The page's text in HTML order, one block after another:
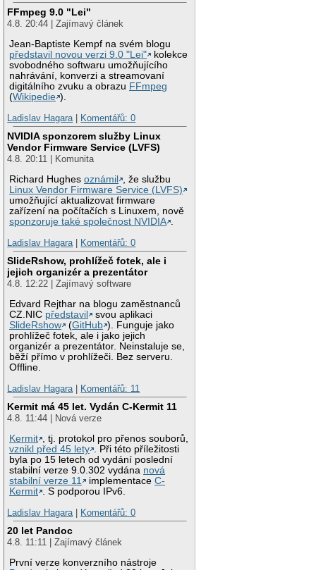
FFmpeg 9.0 "Lei"
4.8. 20:44 | Zajímavý článek
Jean-Baptiste Kempf na svém blogu
představil novou verzi 9.0 "Lei"
kolekce
svobodného softwaru umožňujícího
nahrávání, konverzi a streamovaní
digitálního zvuku a obrazu FFmpeg
(Wikipedie ).
Ladislav Hagara
Komentářů: 0
NVIDIA sponzorem služby Linux
Vendor Firmware Service (LVFS)
4.8. 20:11 | Komunita
Richard Hughesoznámil
, že službu
Linux Vendor Firmware Service (LVFS)
umožňující aktualizovat firmware
zařízení na počítačích s Linuxem, nově
sponzoruje také společnost NVIDIA .
Ladislav Hagara | Komentářů: 0
SlideRshow, prohlížeč fotek, ale i
jejich organizér a prezentátor
4.8. 12:22 | Zajímavý software
Edvard Rejthar na blogu zaměstnanců
CZ.NIC představil
svou aplikaci
SlideRshow
(GitHub ). Funguje jako
prohlížeč fotek, ale i jako jejich
organizér a prezentátor. Neinstaluje se,
běží přímo v prohlížeči. Bez serveru.
Offline.
Ladislav Hagara | Komentářů: 11
Kermit má 45 let. Vydán C-Kermit 11
4.8. 11:44 | Nová verze
Kermit , tj. protokol pro přenos souborů,
vznikl před 45 lety . Při této příležitosti
byla po 15 letech od vydání poslední
stabilní verze 9.0.302 vydána nová
stabilní verze 11
implementaceC-
Kermit . S podporou IPv6.
Ladislav Hagara | Komentářů: 0
20 let Pandoc
4.8. 11:11 | Zajímavý článek
První verze konverzního nástroje